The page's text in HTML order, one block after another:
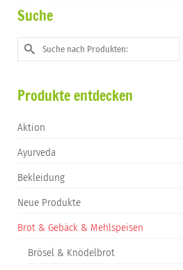
Menge
Suche
Suche
nach:
Produkte entdecken
Aktion
Ayurveda
Bekleidung
Neue Produkte
Brot & Gebäck & Mehlspeisen
Brösel & Knödelbrot